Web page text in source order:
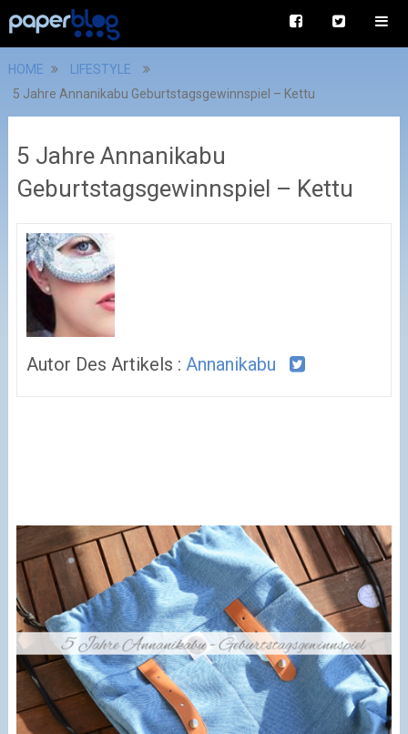
HOME
LIFESTYLE
5 Jahre Annanikabu Geburtstagsgewinnspiel – Kettu
5 Jahre Annanikabu
Geburtstagsgewinnspiel – Kettu
Autor Des Artikels : Annanikabu